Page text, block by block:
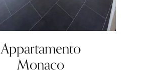
Appartamento
Monaco